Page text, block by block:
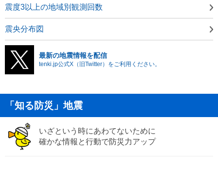
震度3以上の地域別観測回数
震央分布図
最新の地震情報を配信
tenki.jp公式X（旧Twitter）をご利用ください。
「知る防災」地震
いざという時にあわてないために
確かな情報と行動で防災力アップ